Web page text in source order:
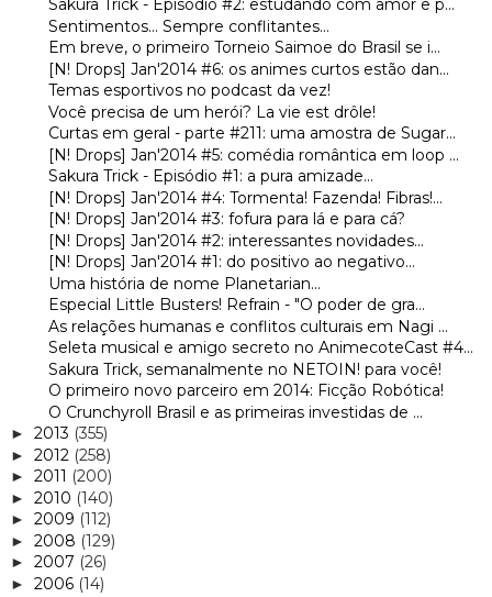
Sakura Trick - Episódio #2: estudando com amor e p...
Sentimentos... Sempre conflitantes...
Em breve, o primeiro Torneio Saimoe do Brasil se i...
[N! Drops] Jan'2014 #6: os animes curtos estão dan...
Temas esportivos no podcast da vez!
Você precisa de um herói? La vie est drôle!
Curtas em geral - parte #211: uma amostra de Sugar...
[N! Drops] Jan'2014 #5: comédia romântica em loop ...
Sakura Trick - Episódio #1: a pura amizade...
[N! Drops] Jan'2014 #4: Tormenta! Fazenda! Fibras!...
[N! Drops] Jan'2014 #3: fofura para lá e para cá?
[N! Drops] Jan'2014 #2: interessantes novidades...
[N! Drops] Jan'2014 #1: do positivo ao negativo...
Uma história de nome Planetarian...
Especial Little Busters! Refrain - "O poder de gra...
As relações humanas e conflitos culturais em Nagi ...
Seleta musical e amigo secreto no AnimecoteCast #4...
Sakura Trick, semanalmente no NETOIN! para você!
O primeiro novo parceiro em 2014: Ficção Robótica!
O Crunchyroll Brasil e as primeiras investidas de ...
► 2013 (355)
► 2012 (258)
► 2011 (200)
► 2010 (140)
► 2009 (112)
► 2008 (129)
► 2007 (26)
► 2006 (14)